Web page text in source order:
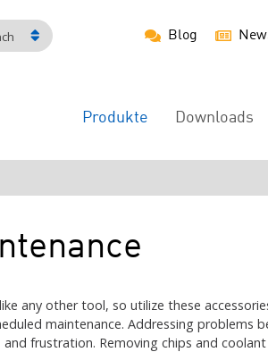
Blog
Main
Produkte Downloads
any other tool, so utilize these
maintenance. Addressing problems
frustration. Removing chips and